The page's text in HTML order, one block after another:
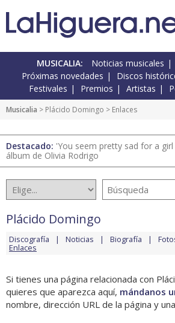
MUSICALIA: Noticias musicales
Próximas novedades
Discos
Festivales
Premios Artistas
Musicalia > Plácido Domingo > Enlaces
Destacado: 'You seem pretty sad for a
álbum de Olivia Rodrigo
Plácido Domingo
Discografía Noticias Biografía
Enlaces
Si tienes una página relacionada con
quieres que aparezca aquí, mándanos
nombre, dirección URL de la página y